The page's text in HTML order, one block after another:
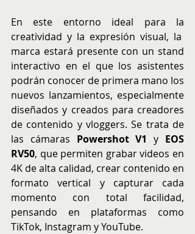
En este entorno ideal para la
creatividad y la expresión visual, la
marca estará presente con un stand
interactivo en el que los asistentes
podrán conocer de primera mano los
nuevos lanzamientos, especialmente
diseñados y creados para creadores
de contenido y vloggers. Se trata de
las cámaras Powershot V1 y EOS
RV50, que permiten grabar videos en
4K de alta calidad, crear contenido en
formato vertical y capturar cada
momento con total facilidad,
pensando en plataformas como
TikTok, Instagram y YouTube.